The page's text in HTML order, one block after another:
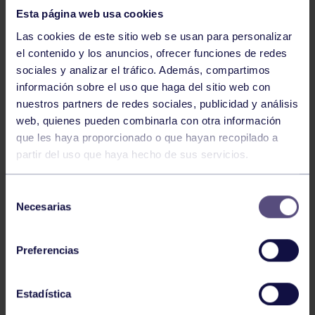
Esta página web usa cookies
Las cookies de este sitio web se usan para personalizar
el contenido y los anuncios, ofrecer funciones de redes
sociales y analizar el tráfico. Además, compartimos
información sobre el uso que haga del sitio web con
nuestros partners de redes sociales, publicidad y análisis
web, quienes pueden combinarla con otra información
que les haya proporcionado o que hayan recopilado a
partir del uso que haya hecho de sus servicios.
Necesarias
Preferencias
Estadística
Baloncesto, Balonmano, Voleibol
Comparte
NOTICIAS RELACIONADAS
Baloncesto
ÚLTIMOS RESULTADOS DE LA SECCIÓN